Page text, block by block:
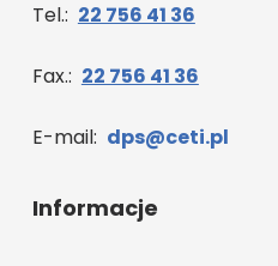
Tel.: 22 756 41 36
Fax.: 22 756 41 36
E-mail: dps@ceti.pl
Informacje